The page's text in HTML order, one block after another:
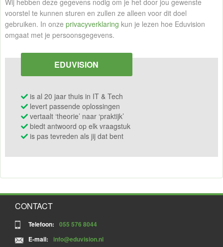
voorstel te kunnen sturen en zullen ze alleen voor dit doel
gebruiken. In onze privacyverklaring kun je lezen hoe Eduvision
omgaat met je persoonsgegevens.
EDUVISION
is al 20 jaar thuis in IT & Tech
levert passende oplossingen
vertaalt ‘theorie’ naar ‘praktijk’
biedt antwoord op elk vraagstuk
is pas tevreden als jij dat bent
CONTACT
Telefoon:
055 576 8044
E-mail:
info@eduvision.nl